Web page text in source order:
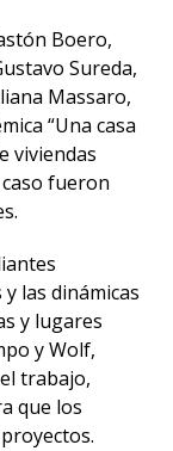
Boero,
Sureda,
Massaro,
“Una casa
viviendas
fueron
las dinámicas
y lugares
y Wolf,
trabajo,
que los